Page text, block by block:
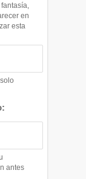
en
esta
antes